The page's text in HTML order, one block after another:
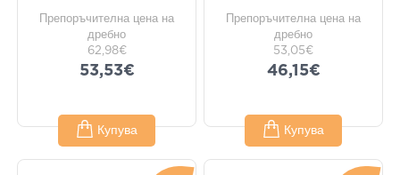
Препоръчителна цена на
дребно
62,98€
53,53€
Купува
Препоръчителна цена на
дребно
53,05€
46,15€
Купува